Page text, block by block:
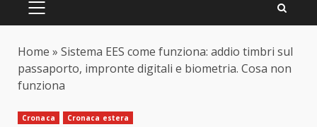
PRIMARY
Home » Sistema EES come funziona: addio timbri sul
passaporto, impronte digitali e biometria. Cosa non
funziona
Cronaca Cronaca estera